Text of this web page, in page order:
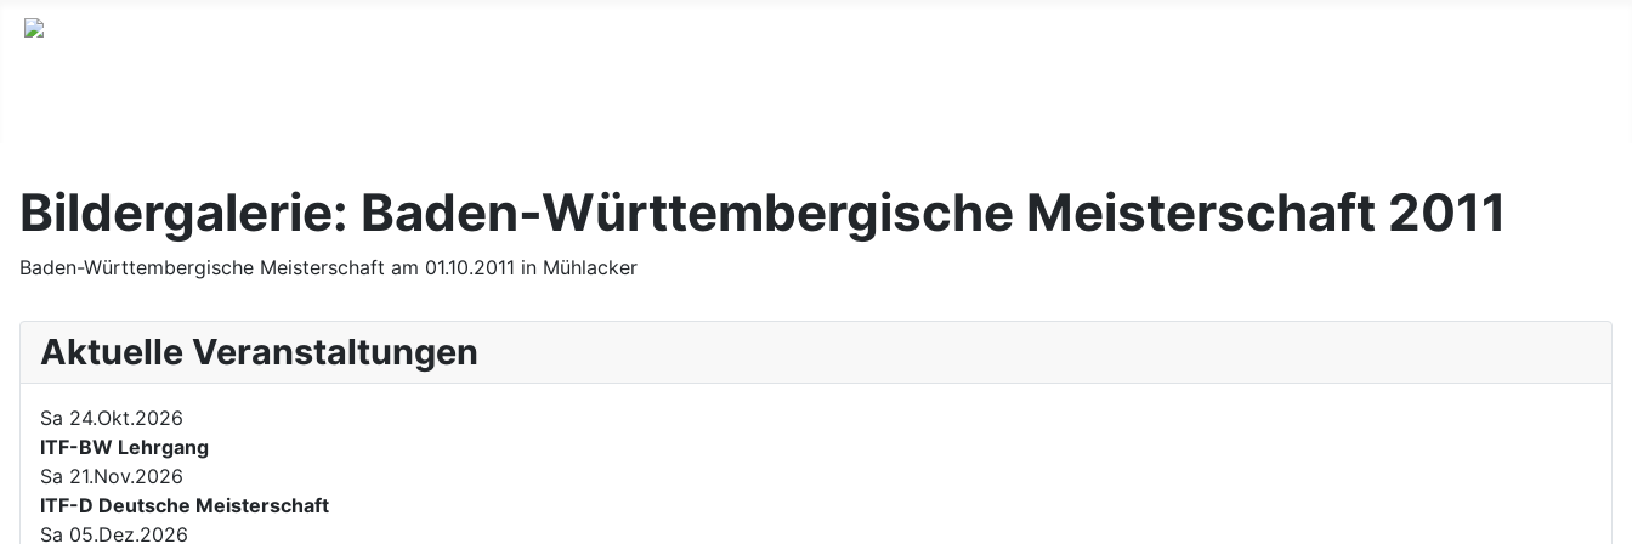
Bildergalerie: Baden-Württembergische Meisterschaft 2011
Baden-Württembergische Meisterschaft am 01.10.2011 in Mühlacker
Aktuelle Veranstaltungen
Sa 24.Okt.2026
ITF-BW Lehrgang
Sa 21.Nov.2026
ITF-D Deutsche Meisterschaft
Sa 05.Dez.2026